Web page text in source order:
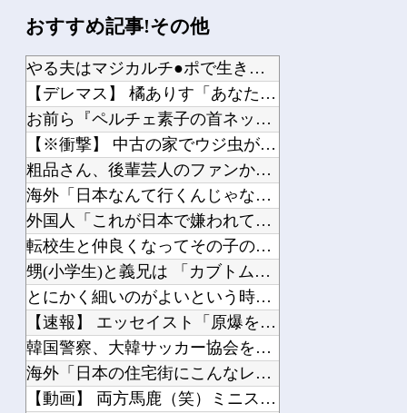
海外「日本はさすが過ぎるｗ」 日本は野生動物の喧嘩さえ可愛くなってしまうと世界が...
不倫していた妻は「常に一番大事なのはあなたの方だった。不倫をズルズル引きずってし...
イラスト・漫画関係の仕事してるんだけど、「拾い物ですが」とか言ってTwitter...
Powered by livedoor 相互RSS
おすすめ記事!その他
やる夫はマジカルチ●ポで生き抜かないといけないようです 小話...
【デレマス】 橘ありす「あなたの瞳には」
お前ら『ペルチェ素子の首ネッククーラー』使ったことあるか？
【※衝撃】 中古の家でウジ虫がどんどんわいてくる→思い切って...
粗品さん、後輩芸人のファンから苦言を呈されブチギレて後輩と縁...
海外「日本なんて行くんじゃなかった…」 日本を知ってしまった...
外国人「これが日本で嫌われてるアニメキャラのカップリングらし...
転校生と仲良くなってその子の家に遊びに行ったら私が小さい頃に...
甥(小学生)と義兄は 「カブトムシとりに行くから明日早起きだ...
とにかく細いのがよいという時代は変わると思いますか？
【速報】 エッセイスト「原爆を二度と使わせてはならない」→リ...
韓国警察、大韓サッカー協会を家宅捜索 代表監督選考巡り
海外「日本の住宅街にこんなレ●プ魔が潜んでるとかマジかよ…さ...
【動画】 両方馬鹿（笑）ミニストップでトラックと衝突したドラ...